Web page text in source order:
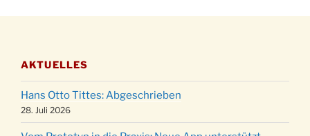
Stadtteilhaus um 19:00 Uhr
11.12.
Puer-Natus weihnachtliches Brauchtum am
Robert-Gassner-Hof um 17:00 Uhr
19.12.
Kinderbibeltag im Ev. Gemeindehaus von 10-
12 Uhr
AKTUELLES
Hans Otto Tittes: Abgeschrieben
28. Juli 2026